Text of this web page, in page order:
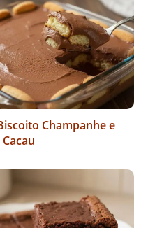
Champanhe e